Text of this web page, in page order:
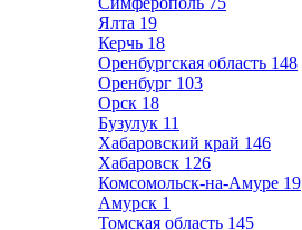
Ялта 19
Керчь 18
Оренбургская область 148
Оренбург 103
Орск 18
Бузулук 11
Хабаровский край 146
Хабаровск 126
Комсомольск-на-Амуре 19
Амурск 1
Томская область 145